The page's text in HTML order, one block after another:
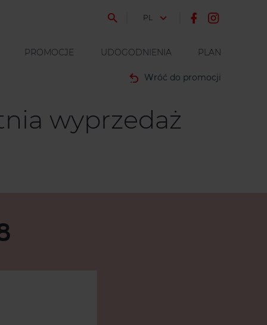
PL JĘZYK
PROMOCJE UDOGODNIENIA PLAN
Wróć do promocji
wyprzedaż